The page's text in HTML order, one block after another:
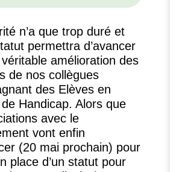
n’a que trop duré et
permettra d’avancer
amélioration des
de nos collègues
des Elèves en
Handicap. Alors que
avec le
vont enfin
(20 mai prochain) pour
place d’un statut pour